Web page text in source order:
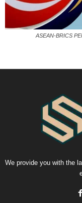
ASEAN-BRICS
We provide you with the